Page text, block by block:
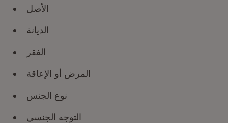
الأصل
الديانة
الفقر
المرض أو الإعاقة
نوع الجنس
التوجه الجنسي